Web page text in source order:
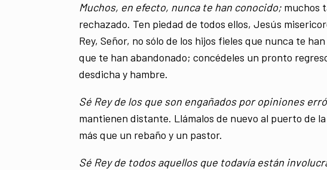
Muchos, en efecto, nunca te han conocido; muchos
rechazado. Ten piedad de todos ellos, Jesús
Rey, Señor, no sólo de los hijos fieles que nunca te
que te han abandonado; concédeles un pronto
desdicha y hambre.
Sé Rey de los que son engañados por opiniones
mantienen distante. Llámalos de nuevo al puerto de
más que un rebaño y un pastor.
Sé Rey de todos aquellos que todavía están